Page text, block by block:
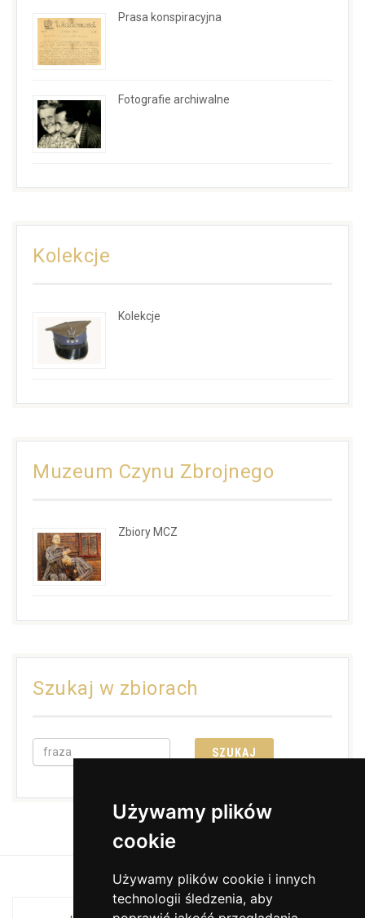
Używamy plików
cookie
Używamy plików cookie i innych
technologii śledzenia, aby
Prasa konspiracyjna
Fotografie archiwalne
Kolekcje
Kolekcje
Muzeum Czynu Zbrojnego
Zbiory MCZ
Szukaj w zbiorach